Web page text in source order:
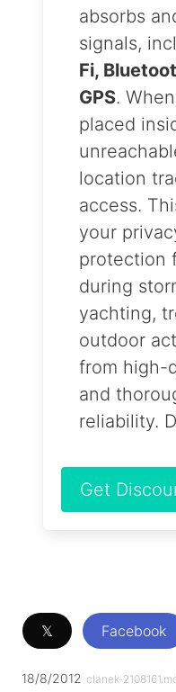
absorbs
signals,
Fi,
GPS.
placed
location
access.
your
protection
during
yachting,
outdoor
from high-
and
reliability.
Get
𝕏 Facebook
18/8/2012 clanek-